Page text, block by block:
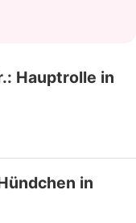
Hauptrolle in
in